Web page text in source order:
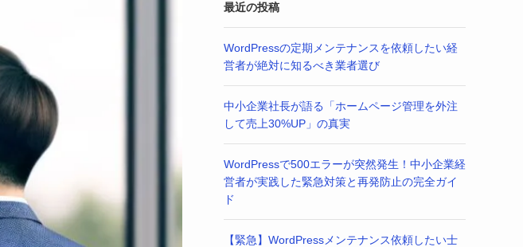
最近の投稿
WordPressの定期メンテナンスを依頼したい経
営者が絶対に知るべき業者選び
中小企業社長が語る「ホームページ管理を外注
して売上30%UP」の真実
WordPressで500エラーが突然発生！中小企業経
営者が実践した緊急対策と再発防止の完全ガイ
ド
【緊急】WordPressメンテナンス依頼したい士